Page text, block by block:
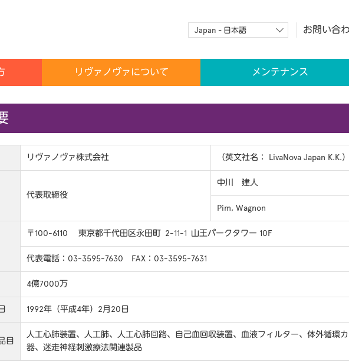
Japan - 日本語 お問い合
リヴァノヴァについて メンテナンス
リヴァノヴァ株式会社 （英文社名： LivaNova Japan K.K.）
代表取締役
中川 建人
Pim, Wagnon
〒100-6110 東京都千代田区永田町 2-11-1 山王パークタワー 10F
代表電話：03-3595-7630 FAX：03-3595-7631
4億7000万
1992年（平成4年）2月20日
目
人工心肺装置、人工肺、人工心肺回路、自己血回収装置、血液フィルター、体外循環
器、迷走神経刺激療法関連製品